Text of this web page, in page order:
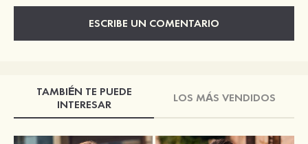
ESCRIBE UN COMENTARIO
TAMBIÉN TE PUEDE
INTERESAR
LOS MÁS VENDIDOS